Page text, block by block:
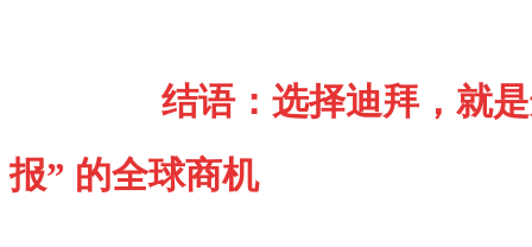
结语：选择迪拜，就
报” 的全球商机